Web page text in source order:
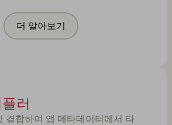
더 알아보기
러
결합하여 앱 메타데이터에서 타